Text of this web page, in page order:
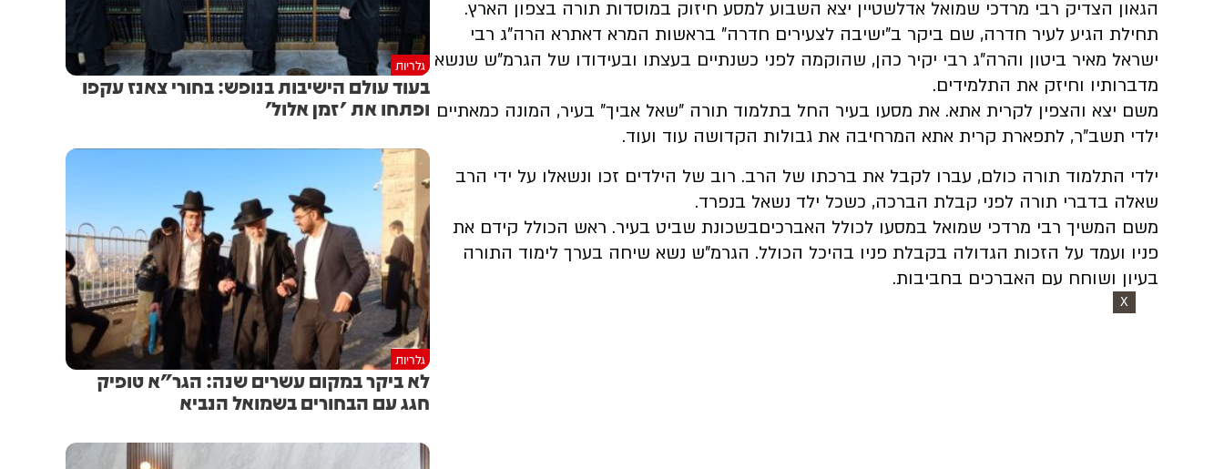
הגאון הצדיק רבי מרדכי שמואל אדלשטיין יצא השבוע למסע חיזוק במוסדות תורה בצפון הארץ.
תחילת הגיע לעיר חדרה, שם ביקר ב"ישיבה לצעירים חדרה" בראשות המרא דאתרא הרה"ג רבי
ישראל מאיר ביטון והרה"ג רבי יקיר כהן, שהוקמה לפני כשנתיים בעצתו ובעידודו של הגרמ"ש שנשא
מדברותיו וחיזק את התלמידים.
משם יצא והצפין לקרית אתא. את מסעו בעיר החל בתלמוד תורה "שאל אביך" בעיר, המונה כמאתיים
ילדי תשב"ר, לתפארת קרית אתא המרחיבה את גבולות הקדושה עוד ועוד.
ילדי התלמוד תורה כולם, עברו לקבל את ברכתו של הרב. רוב של הילדים זכו ונשאלו על ידי הרב
שאלה בדברי תורה לפני קבלת הברכה, כשכל ילד נשאל בנפרד.
משם המשיך רבי מרדכי שמואל במסעו לכולל האברכיםבשכונת שביט בעיר. ראש הכולל קידם את
פניו ועמד על הזכות הגדולה בקבלת פניו בהיכל הכולל. הגרמ"ש נשא שיחה בערך לימוד התורה
בעיון ושוחח עם האברכים בחביבות.
X
גלריות
בעוד עולם הישיבות בנופש: בחורי צאנז עקפו
ופתחו את 'זמן אלול'
גלריות
לא ביקר במקום עשרים שנה: הגר"א טופיק
חגג עם הבחורים בשמואל הנביא